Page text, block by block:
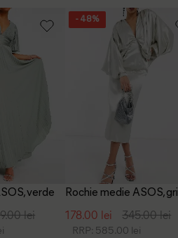
verde
lei
- 48%
Rochie medie ASOS, gri
178.00 lei 345.00 lei
RRP: 585.00 lei